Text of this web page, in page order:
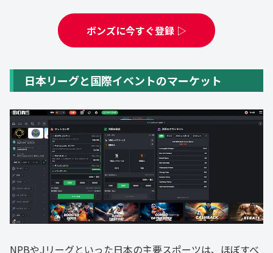
ボンズに今すぐ登録 ▷
日本リーグと国際イベントのマーケット
NPBやJリーグといった日本の主要スポーツは、ほぼすべ